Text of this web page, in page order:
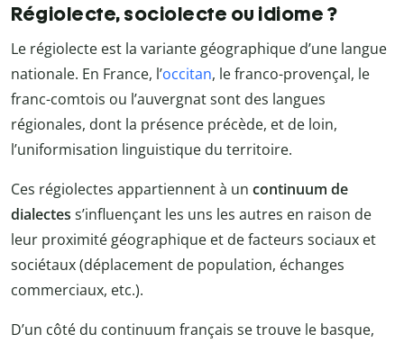
Régiolecte, sociolecte ou idiome ?
Le régiolecte est la variante géographique d’une langue
nationale. En France, l’occitan, le franco-provençal, le
franc-comtois ou l’auvergnat sont des langues
régionales, dont la présence précède, et de loin,
l’uniformisation linguistique du territoire.
Ces régiolectes appartiennent à un continuum de
dialectes s’influençant les uns les autres en raison de
leur proximité géographique et de facteurs sociaux et
sociétaux (déplacement de population, échanges
commerciaux, etc.).
D’un côté du continuum français se trouve le basque,